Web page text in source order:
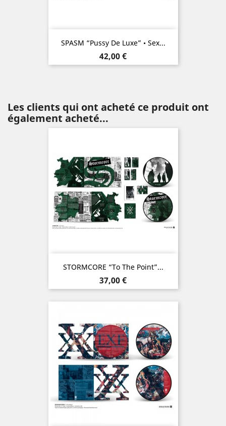
SPASM “Pussy De Luxe” • Sex...
Prix
42,00 €
Les clients qui ont acheté ce produit ont
également acheté...
STORMCORE “To The Point”...
Prix
37,00 €